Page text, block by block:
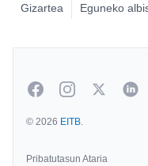
Gizartea Eguneko
© 2026 EITB
Pribatutasun Ataria